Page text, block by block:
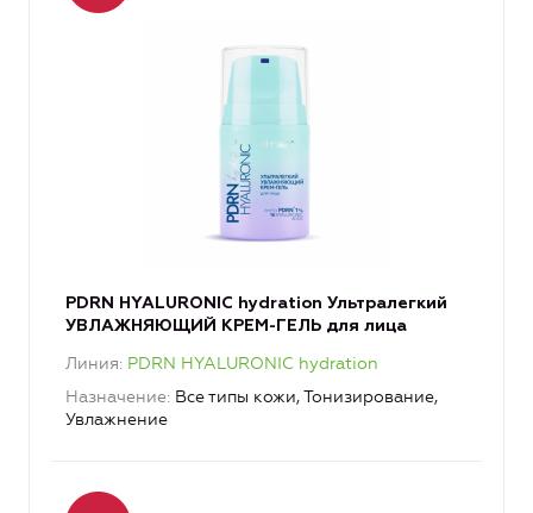
PDRN HYALURONIC hydration Ультралегкий
УВЛАЖНЯЮЩИЙ КРЕМ-ГЕЛЬ для лица
Линия PDRN HYALURONIC hydration
Назначение Все типы кожи, Тонизирование,
Увлажнение